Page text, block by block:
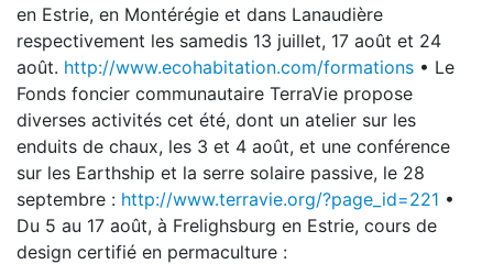
en Estrie, en Montérégie et dans Lanaudière
respectivement les samedis 13 juillet, 17 août et 24
août. http://www.ecohabitation.com/formations • Le
Fonds foncier communautaire TerraVie propose
diverses activités cet été, dont un atelier sur les
enduits de chaux, les 3 et 4 août, et une conférence
sur les Earthship et la serre solaire passive, le 28
septembre : http://www.terravie.org/?page_id=221 •
Du 5 au 17 août, à Frelighsburg en Estrie, cours de
design certifié en permaculture :